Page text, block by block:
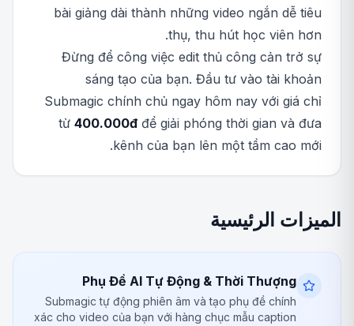
bài giảng dài thành những video ngắn dễ tiêu
thụ, thu hút học viên hơn.
Đừng để công việc edit thủ công cản trở sự
sáng tạo của bạn. Đầu tư vào tài khoản
Submagic chính chủ ngay hôm nay với giá chỉ
từ 400.000đ để giải phóng thời gian và đưa
kênh của bạn lên một tầm cao mới.
الميزات الرئيسية
Phụ Đề AI Tự Động & Thời Thượng
Submagic tự động phiên âm và tạo phụ đề chính
xác cho video của bạn với hàng chục mẫu caption